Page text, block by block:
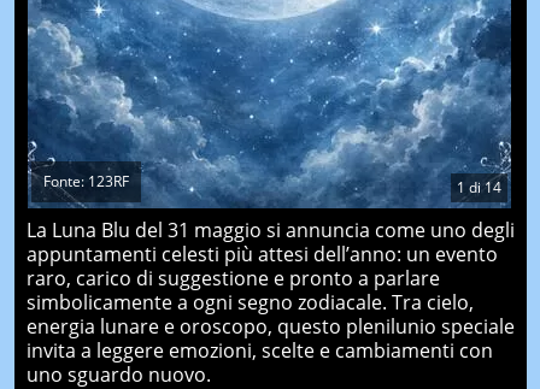
1 di14
Fonte: 123RF
La Luna Blu del 31 maggio si annuncia come uno degli
appuntamenti celesti più attesi dell’anno: un evento
raro, carico di suggestione e pronto a parlare
simbolicamente a ogni segno zodiacale. Tra cielo,
energia lunare e oroscopo, questo plenilunio speciale
invita a leggere emozioni, scelte e cambiamenti con
uno sguardo nuovo.